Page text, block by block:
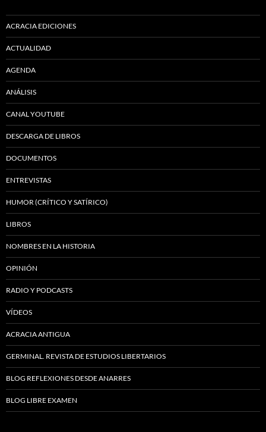
ACRACIA EDICIONES
ACTUALIDAD
AGENDA
ANÁLISIS
CANAL YOUTUBE
DESCARGA DE LIBROS
DOCUMENTOS
ENTREVISTAS
HUMOR (CRÍTICO Y SATÍRICO)
LIBROS
NOMBRES EN LA HISTORIA
OPINIÓN
RADIO Y PODCASTS
VÍDEOS
ACRACIA ANTIGUA
GERMINAL. REVISTA DE ESTUDIOS LIBERTARIOS
BLOG REFLEXIONES DESDE ANARRES
BLOG LIBRE EXAMEN